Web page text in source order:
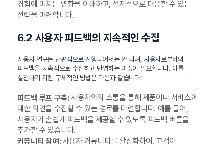
경험에 미치는 영향을 이해하고, 선제적으로 대응할 수 있는
전략을 마련합니다.
6.2 사용자 피드백의 지속적인 수집
사용자 연구는 단편적으로 진행되어서는 안 되며, 사용자로부터의
피드백을 지속적으로 수집하고 반영하는 과정이 필요합니다. 이를
실천하기 위한 구체적인 방법은 다음과 같습니다:
피드백 루프 구축:사용자와의 소통을 통해 제품이나 서비스에
대한 의견을 수집할 수 있는 경로를 마련합니다. 예를 들어,
사용자가 손쉽게 피드백을 제공할 수 있도록 피드백 버튼을
추가할 수 있습니다.
커뮤니티 참여:사용자 커뮤니티를 활성화하여, 고객이